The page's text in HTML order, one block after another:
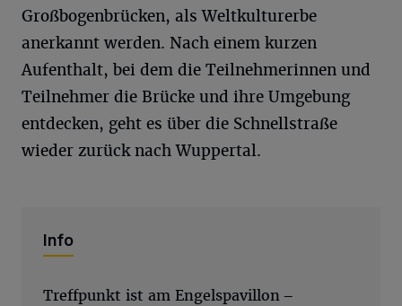
Großbogenbrücken, als Weltkulturerbe
anerkannt werden. Nach einem kurzen
Aufenthalt, bei dem die Teilnehmerinnen und
Teilnehmer die Brücke und ihre Umgebung
entdecken, geht es über die Schnellstraße
wieder zurück nach Wuppertal.
Info
Treffpunkt ist am Engelspavillon –